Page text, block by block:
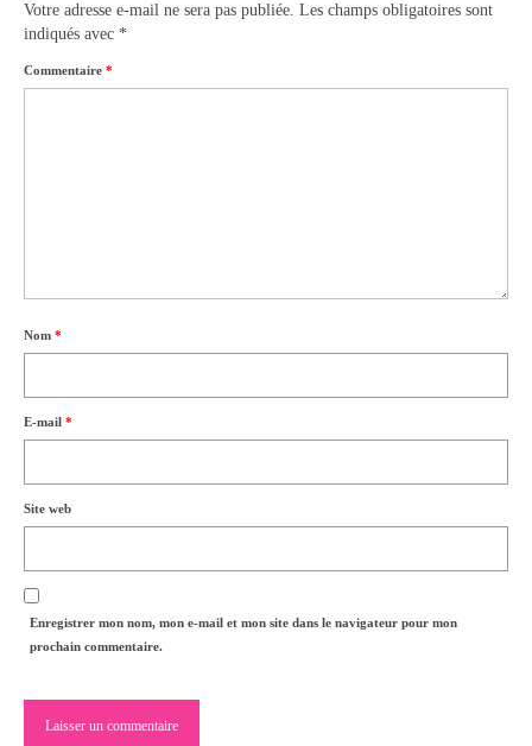
Votre adresse e-mail ne sera pas publiée. Les champs obligatoires sont
indiqués avec *
Commentaire *
Nom *
E-mail *
Site web
Enregistrer mon nom, mon e-mail et mon site dans le navigateur pour mon
prochain commentaire.